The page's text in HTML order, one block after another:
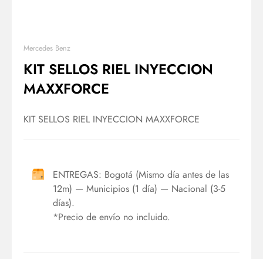
Mercedes Benz
KIT SELLOS RIEL INYECCION
MAXXFORCE
KIT SELLOS RIEL INYECCION MAXXFORCE
ENTREGAS: Bogotá (Mismo día antes de las
12m) — Municipios (1 día) — Nacional (3-5
días).
*Precio de envío no incluido.